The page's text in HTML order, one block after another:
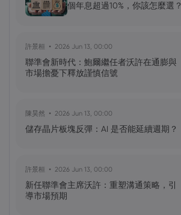
個年息超過10%，你該怎麼選？
許景桓 2026 Jun 13, 00:00
聯準會新時代：鮑爾繼任者沃許在通膨與
市場擔憂下釋放謹慎信號
陳昊然 2026 Jun 13, 00:00
儲存晶片板塊反彈：AI 是否能延續週期？
許景桓 2026 Jun 13, 00:00
新任聯準會主席沃許：重塑溝通策略，引
導市場預期